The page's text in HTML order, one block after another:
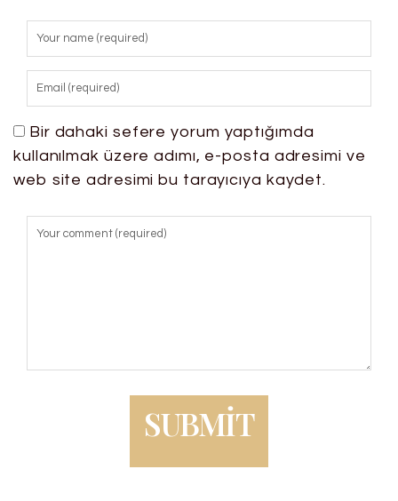
Bir dahaki sefere yorum yaptığımda
kullanılmak üzere adımı, e-posta adresimi ve
web site adresimi bu tarayıcıya kaydet.